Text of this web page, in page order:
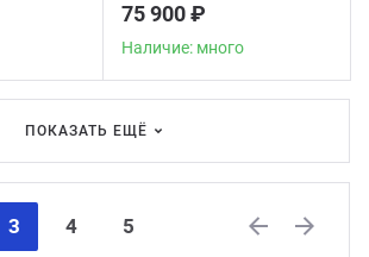
75 900 ₽
Наличие: много
ПОКАЗАТЬ ЕЩЁ
3 4
5